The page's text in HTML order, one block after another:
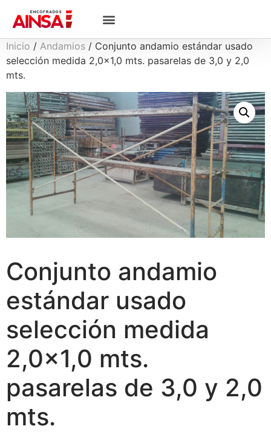
Inicio / Andamios / Conjunto andamio estándar usado
selección medida 2,0×1,0 mts. pasarelas de 3,0 y 2,0
mts.
Conjunto andamio
estándar usado
selección medida
2,0×1,0 mts.
pasarelas de 3,0 y 2,0
mts.